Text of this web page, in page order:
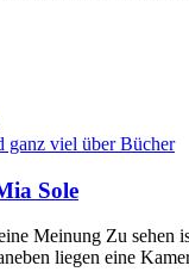
ganz viel über Bücher
Sole
Meinung Zu
liegen eine